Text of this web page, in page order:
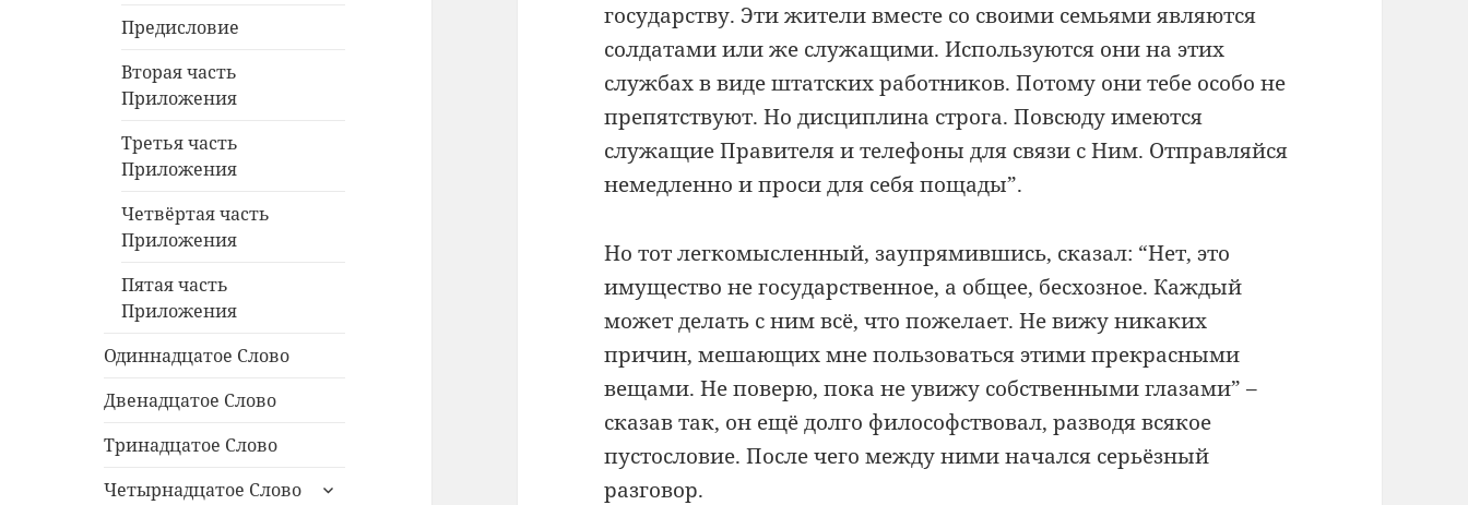
Предисловие
Вторая часть
Приложения
Третья часть
Приложения
Четвёртая часть
Приложения
Пятая часть
Приложения
Одиннадцатое Cлово
Двенадцатое Слово
Тринадцатое Слово
Четырнадцатое Слово
раскрыть
государству. Эти жители вместе со своими семьями являются
солдатами или же служащими. Используются они на этих
службах в виде штатских работников. Потому они тебе особо не
препятствуют. Но дисциплина строга. Повсюду имеются
служащие Правителя и телефоны для связи с Ним. Отправляйся
немедленно и проси для себя пощады”.
Но тот легкомысленный, заупрямившись, сказал: “Нет, это
имущество не государственное, а общее, бесхозное. Каждый
может делать с ним всё, что пожелает. Не вижу никаких
причин, мешающих мне пользоваться этими прекрасными
вещами. Не поверю, пока не увижу собственными глазами” –
сказав так, он ещё долго философствовал, разводя всякое
пустословие. После чего между ними начался серьёзный
разговор.